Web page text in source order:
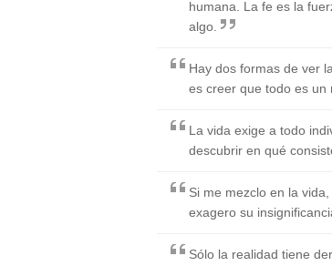
humana. La fe es la
algo.
Hay dos formas de ver
es creer que todo es un
La vida exige a todo
descubrir en qué
Si me mezclo en la
exagero su
Sólo la realidad tiene